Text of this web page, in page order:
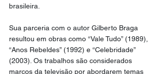
brasileira.
Sua parceria com o autor Gilberto Braga
resultou em obras como “Vale Tudo” (1989),
“Anos Rebeldes” (1992) e “Celebridade”
(2003). Os trabalhos são considerados
marcos da televisão por abordarem temas